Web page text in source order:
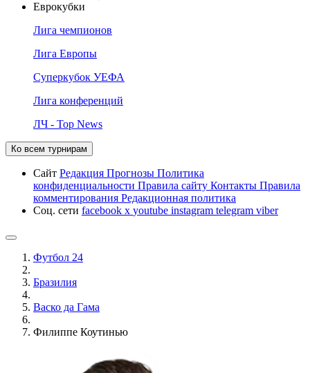
Еврокубки
Лига чемпионов
Лига Европы
Суперкубок УЕФА
Лига конференций
ЛЧ - Top News
Ко всем турнирам
Сайт Редакция Прогнозы Политика
конфиденциальности Правила сайту Контакты Правила
комментирования Редакционная политика
Соц. сети facebook x youtube instagram telegram viber
Футбол 24
Бразилия
Васко да Гама
Филиппе Коутинью